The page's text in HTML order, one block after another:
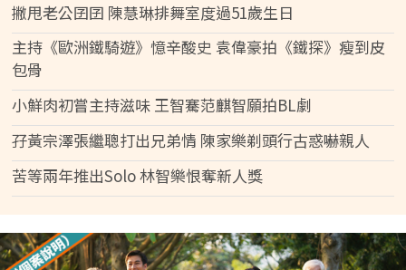
撇甩老公囝囝 陳慧琳排舞室度過51歲生日
主持《歐洲鐵騎遊》憶辛酸史 袁偉豪拍《鐵探》瘦到皮
包骨
小鮮肉初嘗主持滋味 王智騫范麒智願拍BL劇
孖黃宗澤張繼聰打出兄弟情 陳家樂剃頭行古惑嚇親人
苦等兩年推出Solo 林智樂恨奪新人獎